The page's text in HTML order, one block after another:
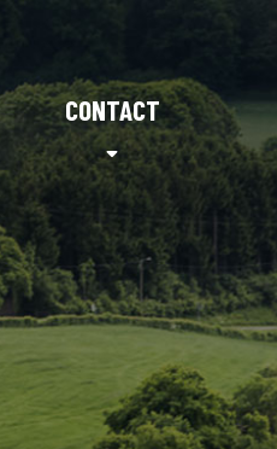
CONTACT